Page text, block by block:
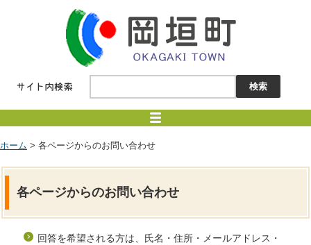
ホーム > 各ページからのお問い合わせ
各ページからのお問い合わせ
回答を希望される方は、氏名・住所・メールアドレス・